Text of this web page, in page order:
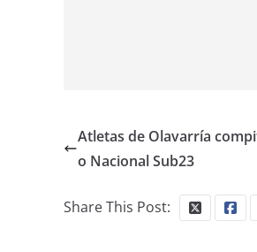
Atletas de Olavarría
o Nacional Sub23
Share This Post: